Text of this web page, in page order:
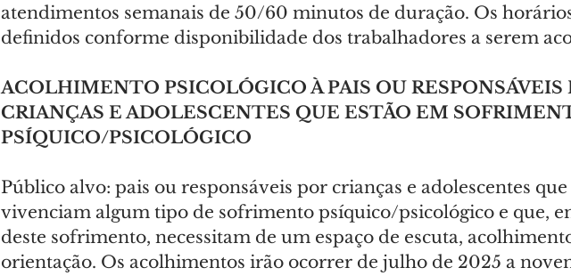
atendimentos semanais de 50/60 minutos de duração. Os
definidos conforme disponibilidade dos trabalhadores a serem
ACOLHIMENTO PSICOLÓGICO À PAIS OU RESPONSÁVEIS
CRIANÇAS E ADOLESCENTES QUE ESTÃO EM
PSÍQUICO/PSICOLÓGICO
Público alvo: pais ou responsáveis por crianças e adolescentes que
vivenciam algum tipo de sofrimento psíquico/psicológico e que,
deste sofrimento, necessitam de um espaço de escuta,
orientação. Os acolhimentos irão ocorrer de julho de 2025 a